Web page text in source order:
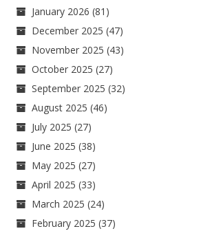
January 2026 (81)
December 2025 (47)
November 2025 (43)
October 2025 (27)
September 2025 (32)
August 2025 (46)
July 2025 (27)
June 2025 (38)
May 2025 (27)
April 2025 (33)
March 2025 (24)
February 2025 (37)